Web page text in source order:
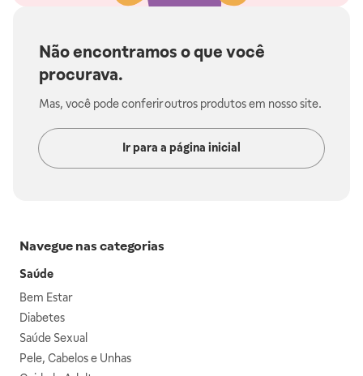
Não encontramos o que você
procurava.
Mas, você pode conferir outros produtos em nosso site.
Ir para a página inicial
Navegue nas categorias
Saúde
Bem Estar
Diabetes
Saúde Sexual
Pele, Cabelos e Unhas